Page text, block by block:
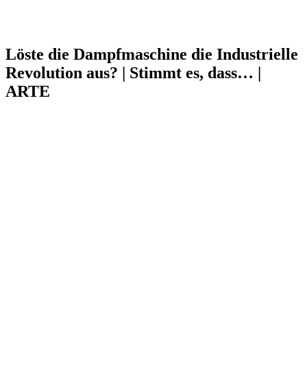
Löste die Dampfmaschine die Industrielle
Revolution aus? | Stimmt es, dass… |
ARTE